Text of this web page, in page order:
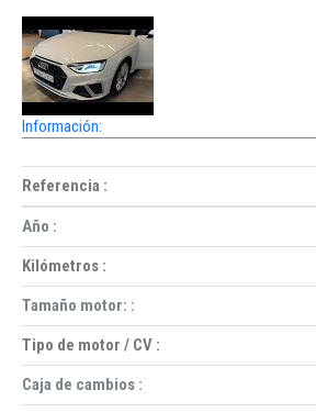
Información:
Referencia :
Año :
Kilómetros :
Tamaño motor: :
Tipo de motor / CV :
Caja de cambios :